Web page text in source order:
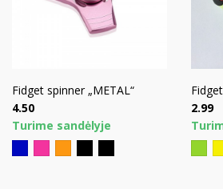
Fidget spinner „METAL“
Price
4.50
Turime sandėlyje
Price
2.99